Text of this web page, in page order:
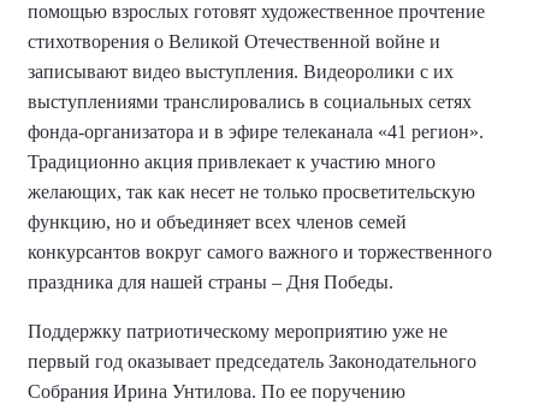
помощью взрослых готовят художественное прочтение
стихотворения о Великой Отечественной войне и
записывают видео выступления. Видеоролики с их
выступлениями транслировались в социальных сетях
фонда-организатора и в эфире телеканала «41 регион».
Традиционно акция привлекает к участию много
желающих, так как несет не только просветительскую
функцию, но и объединяет всех членов семей
конкурсантов вокруг самого важного и торжественного
праздника для нашей страны – Дня Победы.
Поддержку патриотическому мероприятию уже не
первый год оказывает председатель Законодательного
Собрания Ирина Унтилова. По ее поручению